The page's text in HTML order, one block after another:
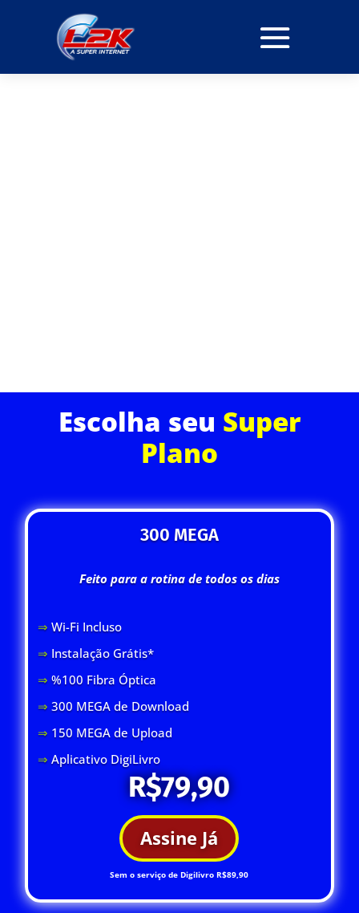
Escolha seu Super
Plano
300 MEGA
Feito para a rotina de todos os dias
⇒ Wi-Fi Incluso
⇒ Instalação Grátis*
⇒ %100 Fibra Óptica
⇒ 300 MEGA de Download
⇒ 150 MEGA de Upload
⇒Aplicativo DigiLivro
R$79,90
Assine Já
Sem o serviço de Digilivro R$89,90